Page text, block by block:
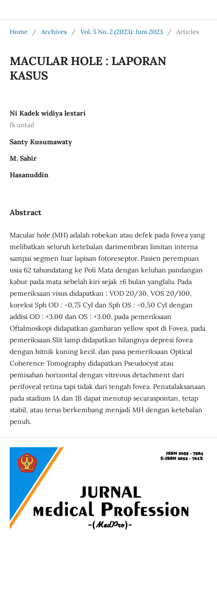
Home / Archives / Vol. 5 No. 2 (2023): Juni 2023 / Articles
MACULAR HOLE : LAPORAN
KASUS
Ni Kadek widiya lestari
fk untad
Santy Kusumawaty
M. Sabir
Hasanuddin
Abstract
Macular hole (MH) adalah robekan atau defek pada fovea yang
melibatkan seluruh ketebalan darimembran limitan interna
sampai segmen luar lapisan fotoreseptor. Pasien perempuan
usia 62 tahundatang ke Poli Mata dengan keluhan pandangan
kabur pada mata sebelah kiri sejak ±6 bulan yanglalu. Pada
pemeriksaan visus didapatkan : VOD 20/30, VOS 20/100,
koreksi Sph OD : -0,75 Cyl dan Sph OS : -0,50 Cyl dengan
addisi OD : +3.00 dan OS : +3.00. pada pemeriksaan
Oftalmoskopi didapatkan gambaran yellow spot di Fovea, pada
pemeriksaan Slit lamp didapatkan hilangnya depresi fovea
dengan bitnik kuning kecil. dan pasa pemeriksaan Optical
Coherence Tomography didapatkan Pseudocyst atau
pemisahan horizontal dengan vitreous detachment dari
perifoveal retina tapi tidak dari tengah fovea. Penatalaksanaan
pada stadium 1A dan 1B dapat menutup secaraspontan, tetap
stabil, atau terus berkembang menjadi MH dengan ketebalan
penuh.